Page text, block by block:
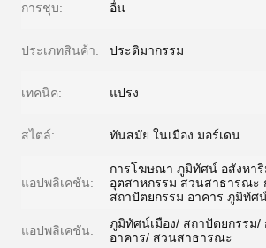
การชุบ: อื่น
ประเภทสินค้า: ประติมากรรม
เทคนิค: แปรง
สไตล์: ทันสมัย ​​ในเมือง มอร์เดน
แอปพลิเคชัน:
การโฆษณา ภูมิทัศน์ อสังหาริ
อุตสาหกรรม สวนสาธารณะ
สถาปัตยกรรม อาคาร ภูมิทัศ
แอปพลิเคชัน:
ภูมิทัศน์เมือง/ สถาปัตยกรรม/
อาคาร/ สวนสาธารณะ